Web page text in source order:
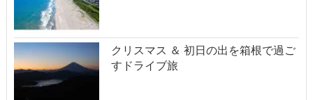
クリスマス ＆ 初日の出を箱根で過ご
すドライブ旅